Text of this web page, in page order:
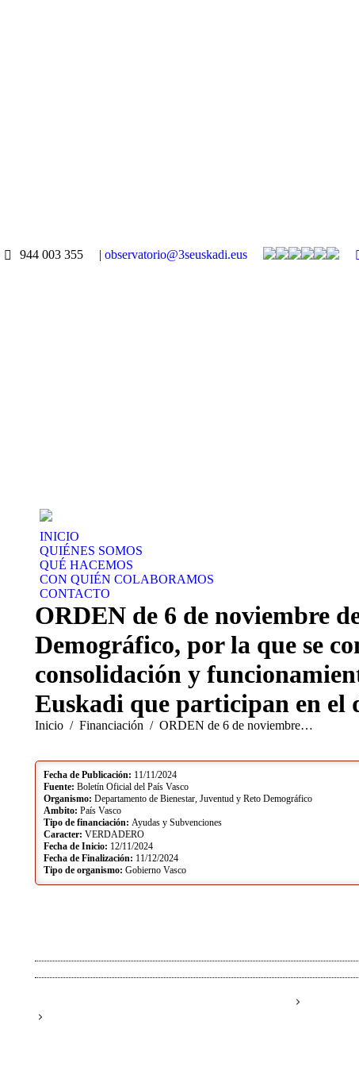
944 003 355 | observatorio@3seuskadi.eus
INICIO
QUIÉNES SOMOS
QUÉ HACEMOS
CON QUIÉN COLABORAMOS
CONTACTO
ORDEN de 6 de noviembre
Demográfico, por la que se
consolidación y
Euskadi que participan en el
Estás aquí:
Inicio Financiación ORDEN de 6 de noviembre…
Fecha de Publicación: 11/11/2024
Fuente: Boletín Oficial del País Vasco
Organismo: Departamento de Bienestar, Juventud y Reto Demográfico
Ambito: País Vasco
Tipo de financiación: Ayudas y Subvenciones
Caracter: VERDADERO
Fecha de Inicio: 12/11/2024
Fecha de Finalización: 11/12/2024
Tipo de organismo: Gobierno Vasco